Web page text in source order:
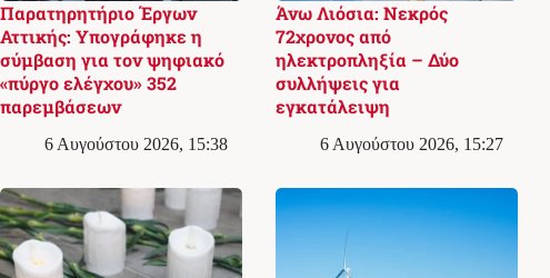
Παρατηρητήριο Έργων
Αττικής: Υπογράφηκε η
σύμβαση για τον ψηφιακό
«πύργο ελέγχου» 352
παρεμβάσεων
6 Αυγούστου 2026, 15:38
Άνω Λιόσια: Νεκρός
72χρονος από
ηλεκτροπληξία – Δύο
συλλήψεις για
εγκατάλειψη
6 Αυγούστου 2026, 15:27